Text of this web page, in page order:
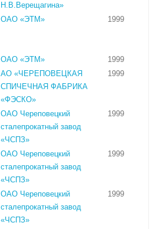
Н.В.Верещагина»
ОАО «ЭТМ» 1999
ОАО «ЭТМ»
1999
АО «ЧЕРЕПОВЕЦКАЯ
СПИЧЕЧНАЯ ФАБРИКА
«ФЭСКО»
1999
ОАО Череповецкий
сталепрокатный завод
«ЧСПЗ»
1999
ОАО Череповецкий
сталепрокатный завод
«ЧСПЗ»
1999
ОАО Череповецкий
сталепрокатный завод
«ЧСПЗ»
1999